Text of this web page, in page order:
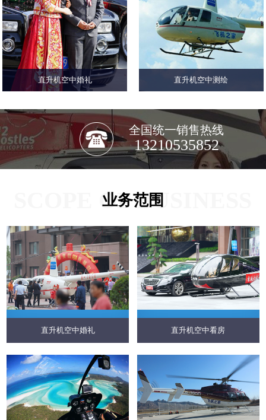
直升机空中婚礼 直升机空中测绘
全国统一销售热线
13210535852
SCOPE OF BUSINESS
业务范围
直升机空中婚礼 直升机空中看房